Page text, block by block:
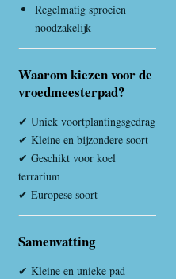
Regelmatig sproeien
noodzakelijk
Waarom kiezen voor de
vroedmeesterpad?
✔ Uniek voortplantingsgedrag
✔ Kleine en bijzondere soort
✔ Geschikt voor koel
terrarium
✔ Europese soort
Samenvatting
✔ Kleine en unieke pad